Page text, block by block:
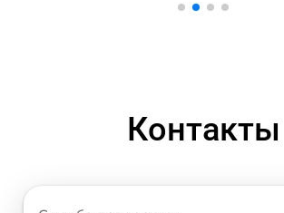
Контакты